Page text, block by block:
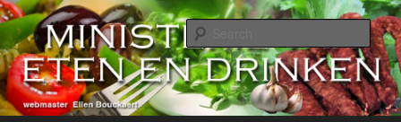
Skip
to
primary
content
Skip
to
secondary
contentMinisterie van Eten en Drinken
alles over eten, drinken en andere genoegens…